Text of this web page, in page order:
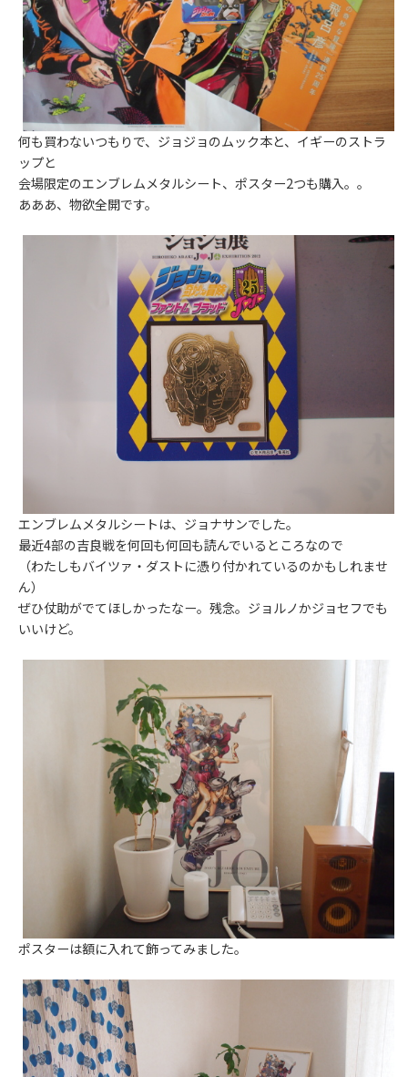
何も買わないつもりで、ジョジョのムック本と、イギーのストラ
ップと
会場限定のエンブレムメタルシート、ポスター2つも購入。。
あああ、物欲全開です。
エンブレムメタルシートは、ジョナサンでした。
最近4部の吉良戦を何回も何回も読んでいるところなので
（わたしもバイツァ・ダストに憑り付かれているのかもしれませ
ん）
ぜひ仗助がでてほしかったなー。残念。ジョルノかジョセフでも
いいけど。
ポスターは額に入れて飾ってみました。